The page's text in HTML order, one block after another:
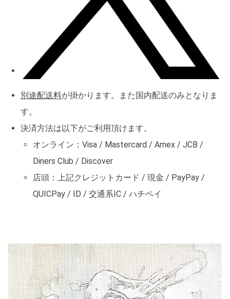
別途配送料が掛かります。また国内配送のみとなりま
す。
決済方法は以下がご利用頂けます。
オンライン：Visa / Mastercard / Amex / JCB /
Diners Club / Discover
店頭：上記クレジットカード / 現金 / PayPay /
QUICPay / ID / 交通系IC / ハチペイ